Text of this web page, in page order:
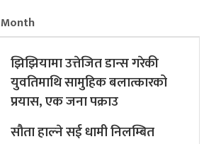
Month
झिझियामा उत्तेजित डान्स गरेकी
युवतिमाथि सामुहिक बलात्कारको
प्रयास, एक जना पक्राउ
सौता हाल्ने सई धामी निलम्बित